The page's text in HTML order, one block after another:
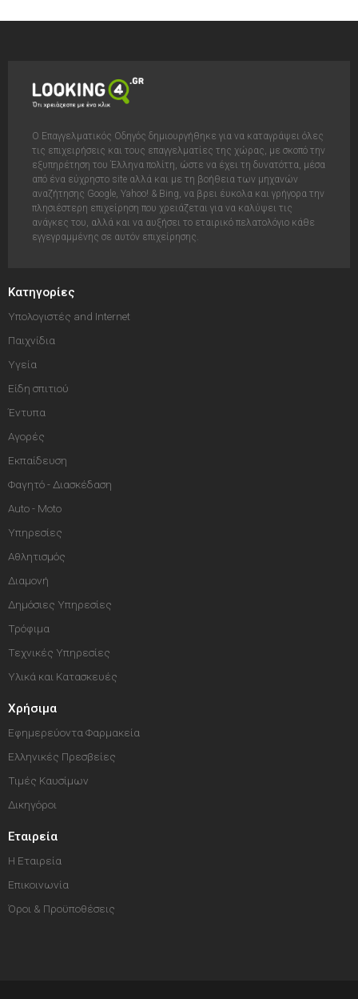
Ο Επαγγελματικός Οδηγός δημιουργήθηκε για να καταγράψει όλες
τις επιχειρήσεις και τους επαγγελματίες της χώρας, με σκοπό την
εξυπηρέτηση του Έλληνα πολίτη, ώστε να έχει τη δυνατόττα, μέσα
από ένα εύχρηστο site αλλά και με τη βοήθεια των μηχανών
αναζήτησης Google, Yahoo! & Bing, να βρει έυκολα και γρήγορα την
πλησιέστερη επιχείρηση που χρειάζεται για να καλύψει τις
ανάγκες του, αλλά και να αυξήσει το εταιρικό πελατολόγιο κάθε
εγγεγραμμένης σε αυτόν επιχείρησης.
Κατηγορίες
Υπολογιστές and Internet
Παιχνίδια
Υγεία
Είδη σπιτιού
Έντυπα
Αγορές
Εκπαίδευση
Φαγητό - Διασκέδαση
Auto - Moto
Υπηρεσίες
Αθλητισμός
Διαμονή
Δημόσιες Υπηρεσίες
Τρόφιμα
Τεχνικές Υπηρεσίες
Υλικά και Κατασκευές
Χρήσιμα
Εφημερεύοντα Φαρμακεία
Ελληνικές Πρεσβείες
Τιμές Καυσίμων
Δικηγόροι
Εταιρεία
Η Εταιρεία
Επικοινωνία
Όροι & Προϋποθέσεις